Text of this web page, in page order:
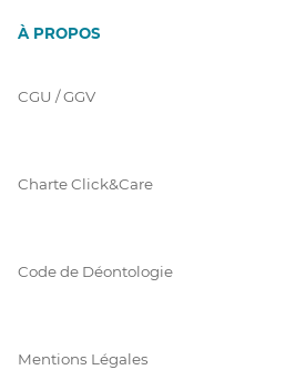
À PROPOS
CGU / GGV
Charte Click&Care
Code de Déontologie
Mentions Légales